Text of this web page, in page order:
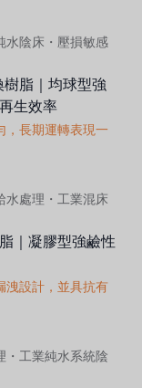
水陰床・壓損敏感
脂｜均球型強
生效率
，長期運轉表現一
水處理・工業混床
｜凝膠型強鹼性
洩設計，並具抗有
・工業純水系統陰